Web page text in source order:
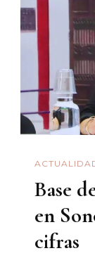
Base
en
cifras